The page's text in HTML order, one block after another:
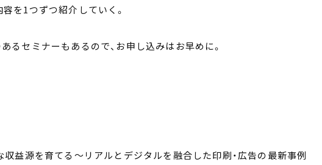
を1つずつ紹介していく。
るセミナーもあるので、お申し込みはお早めに。
収益源を育てる～リアルとデジタルを融合した印刷・広告の最新事例